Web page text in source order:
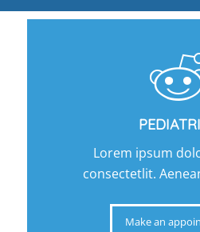
Lorem ipsum
consectetlit.
Make an